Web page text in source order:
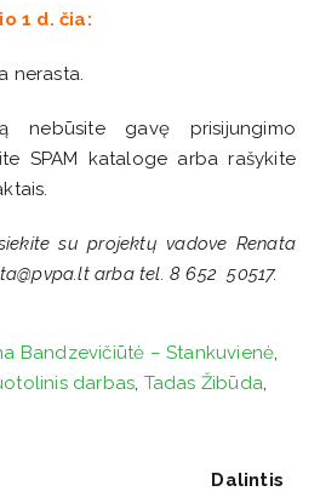
1 d. čia:
nerasta.
nebūsite gavę prisijungimo
SPAM kataloge arba rašykite
su projektų vadove Renata
arba tel. 8 652 50517.
Bandzevičiūtė – Stankuvienė,
darbas, Tadas Žibūda,
Dalintis